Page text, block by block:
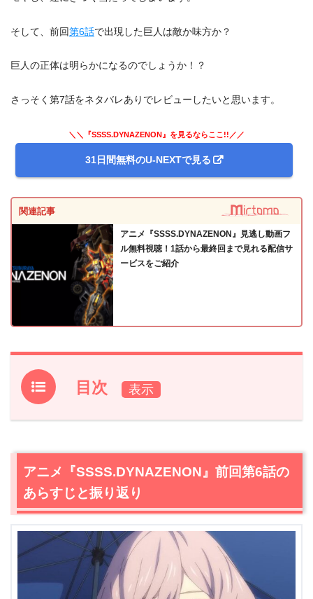
そして、前回第6話で出現した巨人は敵か味方か？
巨人の正体は明らかになるのでしょうか！？
さっそく第7話をネタバレありでレビューしたいと思います。
＼＼『SSSS.DYNAZENON』を見るならここ!!／／
31日間無料のU-NEXTで見る
関連記事
アニメ『SSSS.DYNAZENON』見逃し動画フ
ル無料視聴！1話から最終回まで見れる配信サ
ービスをご紹介
目次
1.アニメ『SSSS.DYNAZENON』前回第6話のあらすじと
【ネタバレ】アニメ『SSSS.DYNAZENON』第7話あら
すじ・感想
2.1 ダイナレックスvs怪獣vs紫の巨人
2.3グリットナイト同盟
探している人について、香乃について
ダイナゼノン復活！
千田双葉という男
アニメ『SSSS.DYNAZENON』前回第6話の
あらすじと振り返り